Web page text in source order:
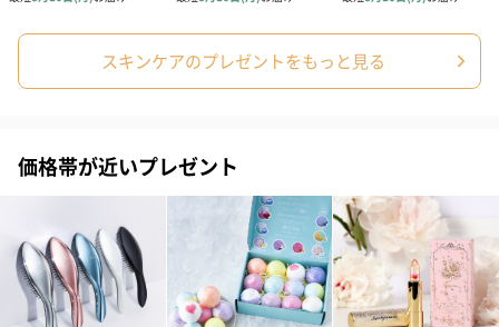
ドライフラワー・プリザーブドフラワー
自然のお花で作ったドライフラワー・プリザーブドフラワーを同
梱します。
一部花材が写真と異なる場合がございます。予めご了承くださ
い。パッケージに入れてお届けします。
スキンケアのプレゼントをもっと見る
価格帯が近いプレゼント